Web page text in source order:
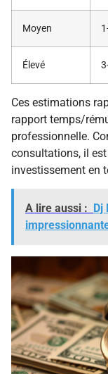
Moyen
Élevé
Ces estimations
rapport temps/
professionnelle.
consultations, il
investissement en
A lire aussi : Dj